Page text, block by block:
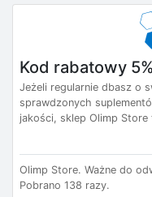
Kod rabatowy
Jeżeli regularnie dbasz o
sprawdzonych
jakości, sklep Olimp Store
Olimp Store. Ważne do
Pobrano 138 razy.